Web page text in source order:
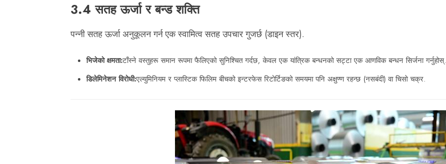
3.4 सतह ऊर्जा र बन्ड शक्ति
पन्नी सतह ऊर्जा अनुकूलन गर्न एक स्वामित्व सतह उपचार गुजर्छ (डाइन स्तर).
भिजेको क्षमता:टाँस्ने वस्तुहरू समान रूपमा फैलिएको सुनिश्चित गर्दछ, केवल एक यांत्रिक बन्धनको सट्टा एक आणविक बन्धन सिर्जना गर्नुहोस्.
डिलेमिनेशन विरोधी:एल्युमिनियम र प्लास्टिक फिलिम बीचको इन्टरफेस रिटोर्टिङको समयमा पनि अक्षुण्ण रहन्छ (नसबंदी) वा चिसो चक्र.